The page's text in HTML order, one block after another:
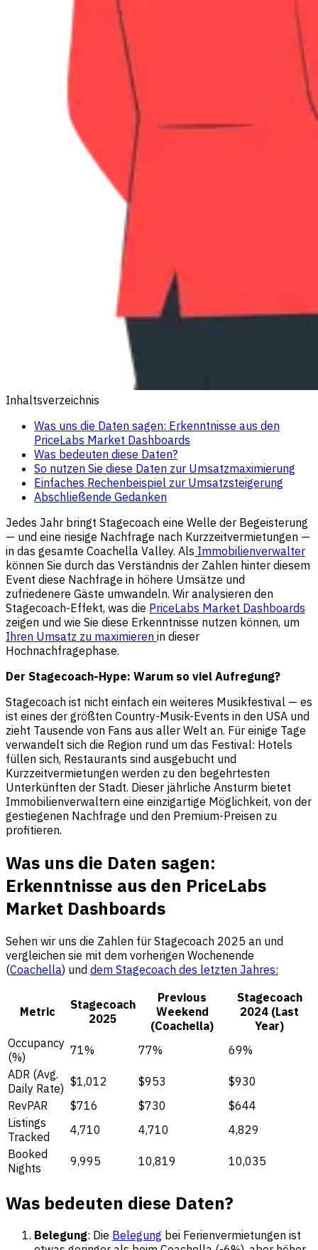
Inhaltsverzeichnis
Was uns die Daten sagen: Erkenntnisse aus den
PriceLabs Market Dashboards
Was bedeuten diese Daten?
So nutzen Sie diese Daten zur Umsatzmaximierung
Einfaches Rechenbeispiel zur Umsatzsteigerung
Abschließende Gedanken
Jedes Jahr bringt Stagecoach eine Welle der Begeisterung
— und eine riesige Nachfrage nach Kurzzeitvermietungen —
in das gesamte Coachella Valley. Als Immobilienverwalter
können Sie durch das Verständnis der Zahlen hinter diesem
Event diese Nachfrage in höhere Umsätze und
zufriedenere Gäste umwandeln. Wir analysieren den
Stagecoach-Effekt, was die PriceLabs Market Dashboards
zeigen und wie Sie diese Erkenntnisse nutzen können, um
Ihren Umsatz zu maximieren in dieser
Hochnachfragephase.
Der Stagecoach-Hype: Warum so viel Aufregung?
Stagecoach ist nicht einfach ein weiteres Musikfestival — es
ist eines der größten Country-Musik-Events in den USA und
zieht Tausende von Fans aus aller Welt an. Für einige Tage
verwandelt sich die Region rund um das Festival: Hotels
füllen sich, Restaurants sind ausgebucht und
Kurzzeitvermietungen werden zu den begehrtesten
Unterkünften der Stadt. Dieser jährliche Ansturm bietet
Immobilienverwaltern eine einzigartige Möglichkeit, von der
gestiegenen Nachfrage und den Premium-Preisen zu
profitieren.
Was uns die Daten sagen:
Erkenntnisse aus den PriceLabs
Market Dashboards
Sehen wir uns die Zahlen für Stagecoach 2025 an und
vergleichen sie mit dem vorherigen Wochenende
(Coachella) und dem Stagecoach des letzten Jahres:
Metric
Stagecoach
2025
Previous
Weekend
(Coachella)
Stagecoach
2024 (Last
Year)
Occupancy
(%)
71% 77%
69%
ADR (Avg.
Daily Rate) $1,012 $953
$930
RevPAR
$716 $730
$644
Listings
Tracked
4,710 4,710
4,829
Booked
Nights
9,995 10,819 10,035
Was bedeuten diese Daten?
Belegung: Die Belegung bei Ferienvermietungen ist